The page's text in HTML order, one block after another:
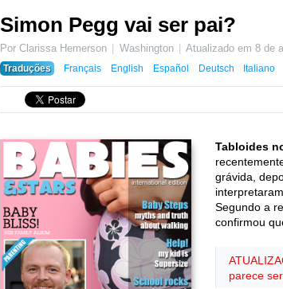
Simon Pegg vai ser pai?
Por Clarissa Hemerson Washington Atualizado em8 de
Traduções
Français English Español Deutsch Italiano
Tabloides
grávida,
Segundo a
confirmou
parece